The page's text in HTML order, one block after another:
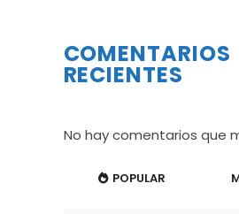
COMENTARIOS
RECIENTES
No hay comentarios que
POPULAR